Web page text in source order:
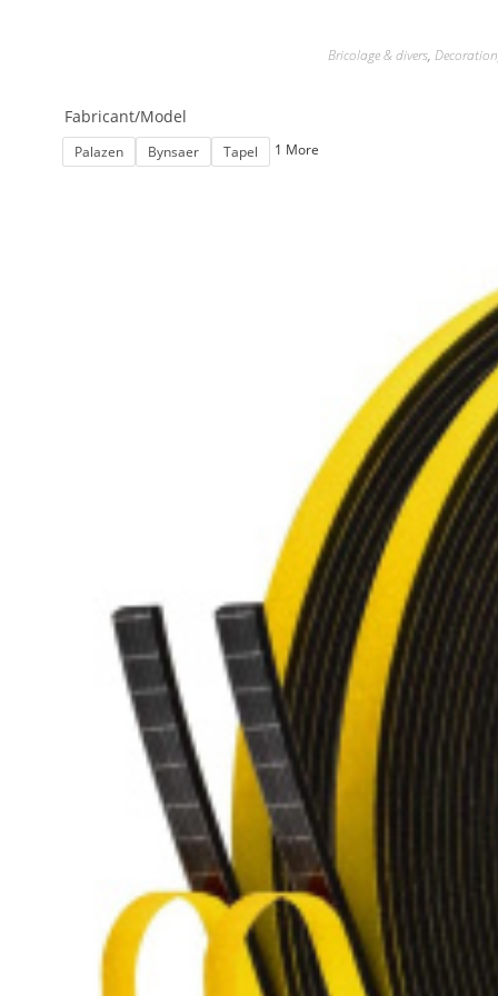
Bricolage & divers, Decoration
Fabricant/Model
Palazen Bynsaer Tapel 1 More